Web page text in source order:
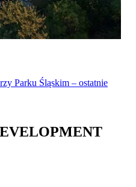
Parku Śląskim – ostatnie